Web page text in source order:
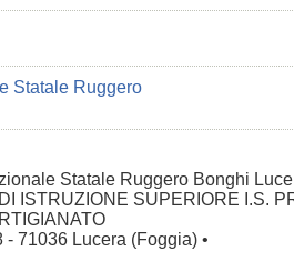
Statale Ruggero Bonghi
ISTRUZIONE SUPERIORE I.S.
71036 Lucera (Foggia) •